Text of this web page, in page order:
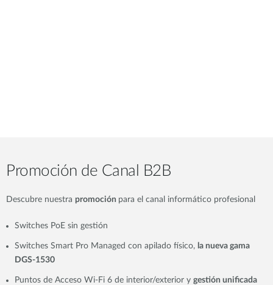
Promoción de Canal B2B
Descubre nuestra promoción para el canal informático profesional
Switches PoE sin gestión
Switches Smart Pro Managed con apilado físico, la nueva gama
DGS-1530
Puntos de Acceso Wi-Fi 6 de interior/exterior y gestión unificada